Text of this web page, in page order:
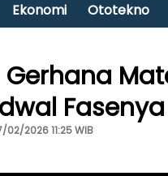
Ekonomi Ototekno
Fasenya
2026 11:25 WIB